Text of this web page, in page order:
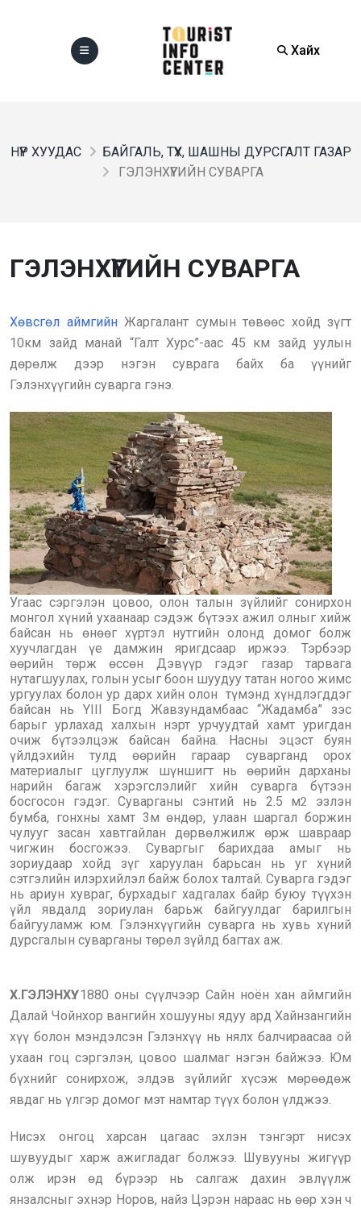
Хайх
НҮҮР ХУУДАС
БАЙГАЛЬ, ТҮҮХ, ШАШНЫ ДУРСГАЛТ ГАЗАР
ГЭЛЭНХҮҮГИЙН СУВАРГА
ГЭЛЭНХҮҮГИЙН СУВАРГА
Хөвсгөл аймгийнЖаргалант сумын төвөөс хойд зүгт
10км зайд манай “Галт Хурс”-аас 45 км зайд уулын
дөрөлж дээр нэгэн суврага байх ба үүнийг
Гэлэнхүүгийн суварга гэнэ.
Угаас сэргэлэн цовоо, олон талын зүйлийг сонирхон
монгол хүний ухаанаар сэдэж бүтээх ажил олныг хийж
байсан нь өнөөг хүртэл нутгийн олонд домог болж
хуучлагдан үе дамжин яригдсаар иржээ. Тэрбээр
өөрийн төрж өссөн Дэвүүр гэдэг газар тарвага
нутагшуулах, голын усыг боон шуудуу татан ногоо жимс
ургуулах болон ур дарх хийн олон түмэнд хүндлэгддэг
байсан нь YIII Богд Жавзундамбаас “Жадамба” зэс
барыг урлахад халхын нэрт урчуудтай хамт уригдан
очиж бүтээлцэж байсан байна. Насны эцэст буян
үйлдэхийн тулд өөрийн гараар суварганд орох
материалыг цуглуулж шүншигт нь өөрийн дарханы
нарийн багаж хэрэгслэлийг хийн суварга бүтээн
босгосон гэдэг. Суварганы сэнтий нь 2.5 м2 эзлэн
бумба, гонхны хамт 3м өндөр, улаан шаргал боржин
чулууг засан хавтгайлан дөрвөлжилж өрж шавраар
чигжин босгожээ. Суваргыг барихдаа амыг нь
зориудаар хойд зүг харуулан барьсан нь уг хүний
сэтгэлийн илэрхийлэл байж болох талтай. Суварга гэдэг
нь ариун хувраг, бурхадыг хадгалах байр буюу түүхэн
үйл явдалд зориулан барьж байгуулдаг барилгын
байгууламж юм. Гэлэнхүүгийн суварга нь хувь хүний
дурсгалын суварганы төрөл зүйлд багтах аж.
Х.ГЭЛЭНХҮҮ:1880 оны сүүлчээр Сайн ноён хан аймгийн
Далай Чойнхор вангийн хошууны ядуу ард Хайнзангийн
хүү болон мэндэлсэн Гэлэнхүү нь нялх балчираасаа ой
ухаан гоц сэргэлэн, цовоо шалмаг нэгэн байжээ. Юм
бүхнийг сонирхож, элдэв зүйлийг хүсэж мөрөөдөж
явдаг нь үлгэр домог мэт намтар түүх болон үлджээ.
Нисэх онгоц харсан цагаас эхлэн тэнгэрт нисэх
шувуудыг харж ажигладаг болжээ. Шувууны жигүүр
олж ирэн өд бүрээр нь салгаж дахин эвлүүлж
янзалсныг эхнэр Норов, найз Цэрэн нараас нь өөр хэн ч